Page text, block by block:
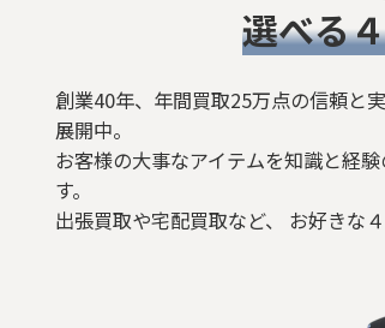
選べる
創業40年、年間買取25万点の信頼と
展開中。
お客様の大事なアイテムを知識と経
す。
出張買取や宅配買取など、 お好きな